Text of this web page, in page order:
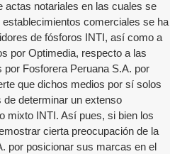
actas notariales en las cuales se
comerciales se ha
de fósforos INTI, así como a
por Optimedia, respecto a las
Fosforera Peruana S.A. por
que dichos medios por sí solos
determinar un extenso
mixto INTI. Así pues, si bien los
cierta preocupación de la
por posicionar sus marcas en el